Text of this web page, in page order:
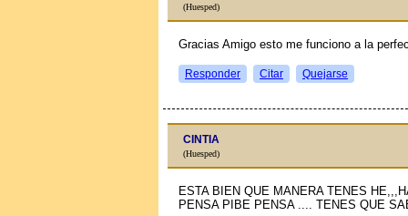
(Huesped)
Gracias Amigo esto me funciono a la
Responder Citar Quejarse
CINTIA
(Huesped)
ESTA BIEN QUE MANERA TENES
PENSA PIBE PENSA .... TENES QUE